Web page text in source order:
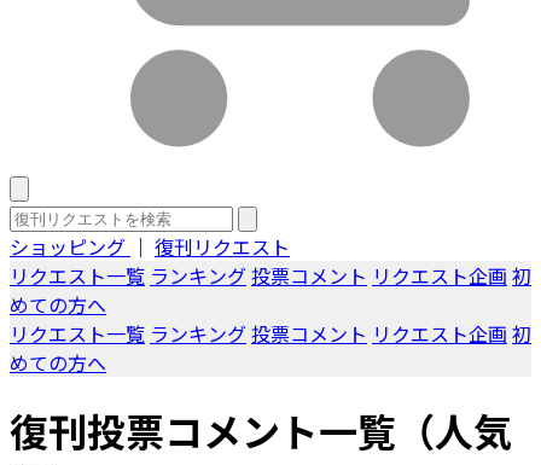
ショッピング ｜ 復刊リクエスト
リクエスト一覧 ランキング投票コメント リクエスト企画 初
めての方へ
リクエスト一覧 ランキング投票コメント リクエスト企画 初
めての方へ
復刊投票コメント一覧（人気